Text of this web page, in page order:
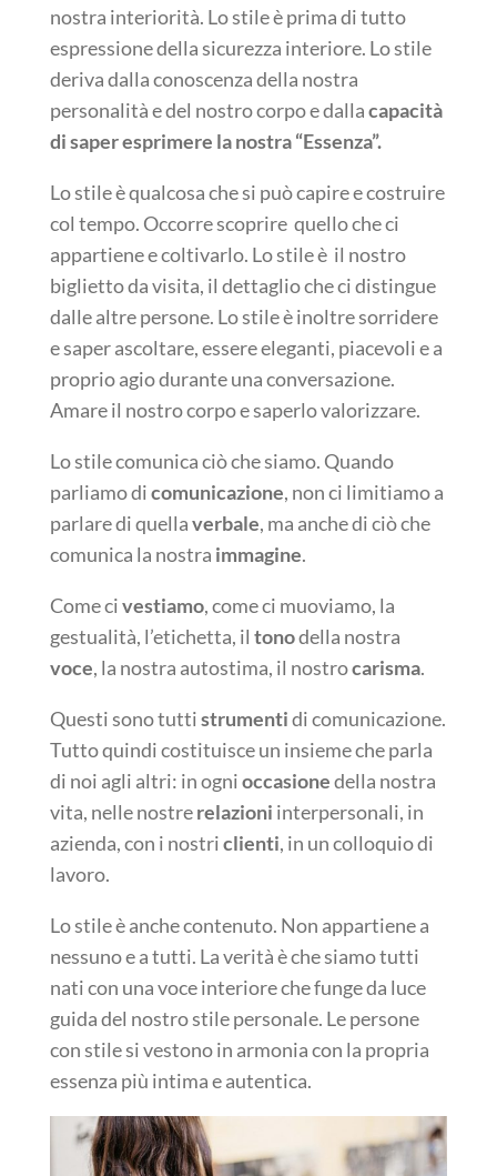
nostra interiorità. Lo stile è prima di tutto
espressione della sicurezza interiore. Lo stile
deriva dalla conoscenza della nostra
personalità e del nostro corpo e dallacapacità
di saper esprimere la nostra “Essenza”.
Lo stile è qualcosa che si può capire e costruire
col tempo. Occorre scoprire quello che ci
appartiene e coltivarlo. Lo stile è il nostro
biglietto da visita, il dettaglio che ci distingue
dalle altre persone. Lo stile è inoltre sorridere
e saper ascoltare, essere eleganti, piacevoli e a
proprio agio durante una conversazione.
Amare il nostro corpo e saperlo valorizzare.
Lo stile comunica ciò che siamo. Quando
parliamo dicomunicazione, non ci limitiamo a
parlare di quellaverbale, ma anche di ciò che
comunica la nostra immagine.
Come civestiamo, come ci muoviamo, la
gestualità, l’etichetta, il tonodella nostra
voce, la nostra autostima, il nostrocarisma.
Questi sono tuttistrumentidi comunicazione.
Tutto quindi costituisce un insieme che parla
di noi agli altri: in ognioccasionedella nostra
vita, nelle nostrerelazioni interpersonali, in
azienda, con i nostriclienti, in un colloquio di
lavoro.
Lo stile è anche contenuto. Non appartiene a
nessuno e a tutti. La verità è che siamo tutti
nati con una voce interiore che funge da luce
guida del nostro stile personale. Le persone
con stile si vestono in armonia con la propria
essenza più intima e autentica.